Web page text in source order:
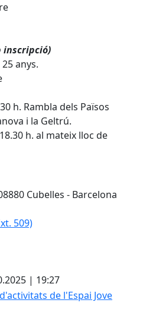
inscripció)
anys.
h. Rambla dels Països
i la Geltrú.
h. al mateix lloc de
Cubelles - Barcelona
509)
| 19:27
de l'Espai Jove